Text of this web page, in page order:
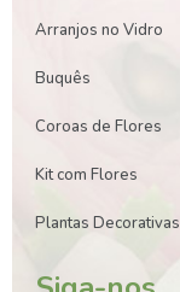
Arranjos no Vidro
Buquês
Coroas de Flores
Kit com Flores
Plantas Decorativas